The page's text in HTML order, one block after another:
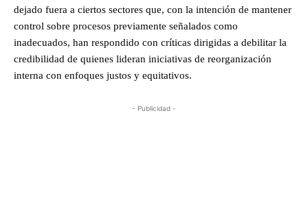
dejado fuera a ciertos sectores que, con la intención de mantener
control sobre procesos previamente señalados como
inadecuados, han respondido con críticas dirigidas a debilitar la
credibilidad de quienes lideran iniciativas de reorganización
interna con enfoques justos y equitativos.
- Publicidad -